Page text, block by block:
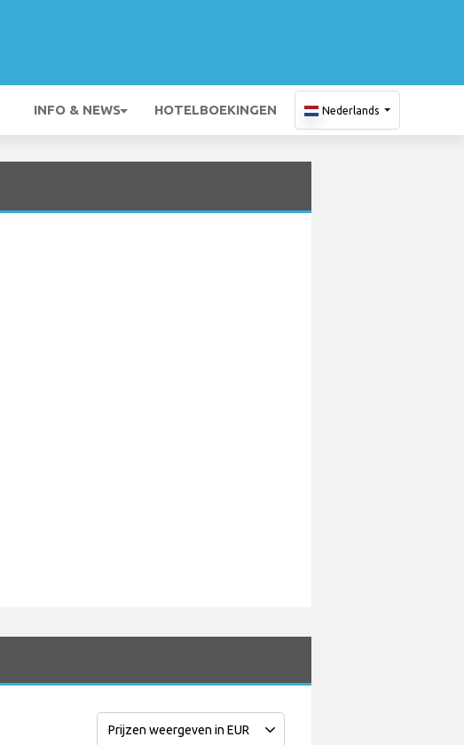
INFO & NEWS HOTELBOEKINGEN Nederlands